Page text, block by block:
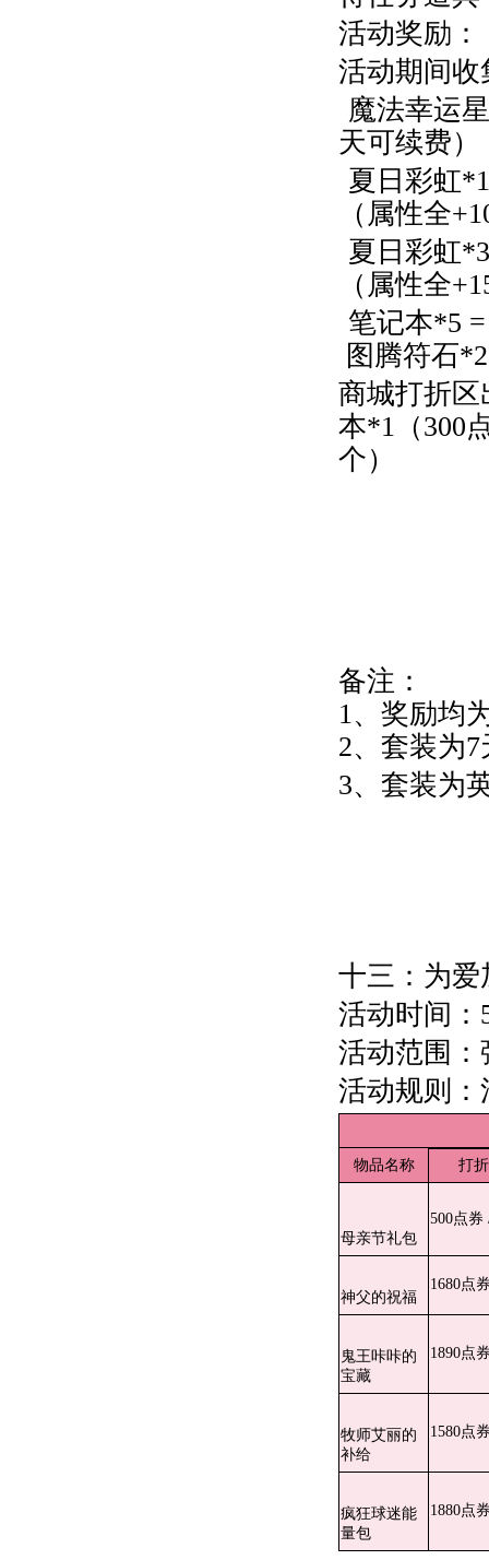
活动奖励：
活动期间收
魔法幸运
天可续费
夏日彩虹
（属性全
夏日彩虹
（属性全
笔记本*5
图腾符石
商城打折区
本*1（300
个）
备注：
1、奖励均
2、套装为
3、套装为
十三： 为爱
活动时间
活动范围：
活动规则
物品名称 打
母亲节礼包
500点券
神父的祝福
1680点
鬼王咔咔的
宝藏
1890点
牧师艾丽的
补给
1580点
疯狂球迷能
量包
1880点